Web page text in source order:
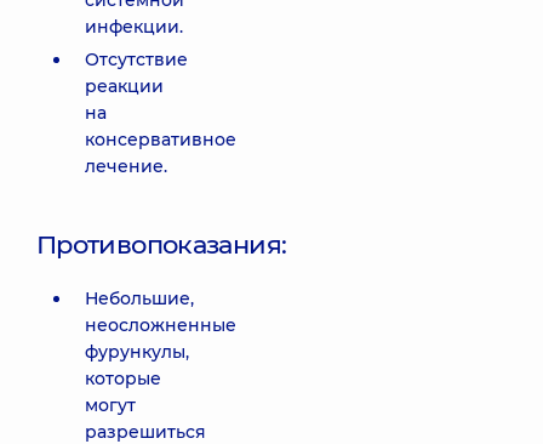
инфекции.
Отсутствие
реакции
на
консервативное
лечение.
Противопоказания:
Небольшие,
неосложненные
фурункулы,
которые
могут
разрешиться